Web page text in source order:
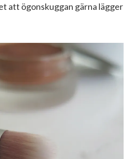
att ögonskuggan gärna lägger